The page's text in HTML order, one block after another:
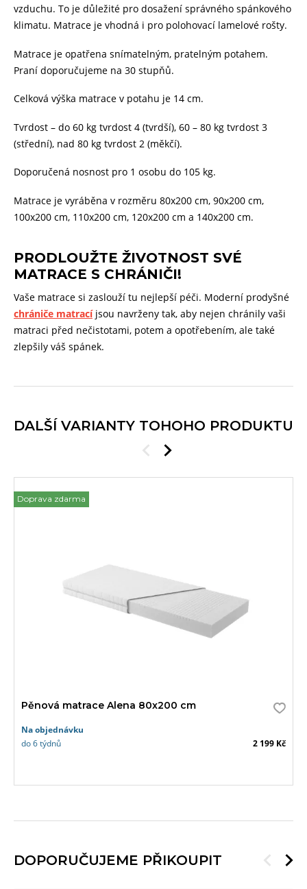
vzduchu. To je důležité pro dosažení správného spánkového
klimatu. Matrace je vhodná i pro polohovací lamelové rošty.
Matrace je opatřena snímatelným, pratelným potahem.
Praní doporučujeme na 30 stupňů.
Celková výška matrace v potahu je 14 cm.
Tvrdost – do 60 kg tvrdost 4 (tvrdší), 60 – 80 kg tvrdost 3
(střední), nad 80 kg tvrdost 2 (měkčí).
Doporučená nosnost pro 1 osobu do 105 kg.
Matrace je vyráběna v rozměru 80x200 cm, 90x200 cm,
100x200 cm, 110x200 cm, 120x200 cm a 140x200 cm.
PRODLOUŽTE ŽIVOTNOST SVÉ
MATRACE S CHRÁNIČI!
Vaše matrace si zaslouží tu nejlepší péči. Moderní prodyšné
chrániče matracíjsou navrženy tak, aby nejen chránily vaši
matraci před nečistotami, potem a opotřebením, ale také
zlepšily váš spánek.
DALŠÍ VARIANTY TOHOHO PRODUKTU
Doprava zdarma
Pěnová matrace Alena 80x200 cm
Na objednávku
do 6 týdnů
2 199 Kč
DOPORUČUJEME PŘIKOUPIT